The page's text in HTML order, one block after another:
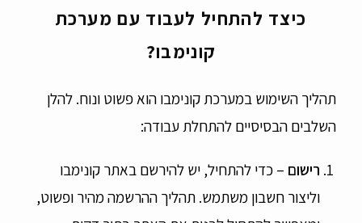
כיצד להתחיל לעבוד עם מערכת
קונימבו?
תהליך השימוש במערכת קונימבו הוא פשוט ונוח. להלן
השלבים הבסיסיים להתחלת עבודה:
רישום – כדי להתחיל, יש להירשם באתר קונימבו
וליצור חשבון משתמש. תהליך ההרשמה מהיר ופשוט,